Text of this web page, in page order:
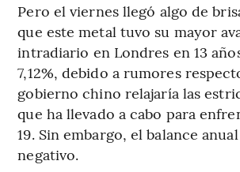
Pero el viernes llegó algo de
que este metal tuvo su mayor
intradiario en Londres en 13
7,12%, debido a rumores
gobierno chino relajaría las
que ha llevado a cabo para
19. Sin embargo, el balance
negativo.